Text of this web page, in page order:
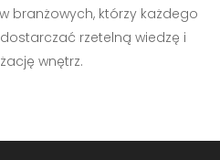
branżowych, którzy każdego
rzetelną wiedzę i
wnętrz.